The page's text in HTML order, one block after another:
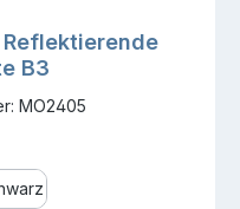
B3
MO2405